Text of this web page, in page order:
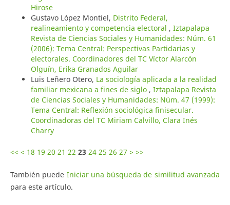
Hirose
Gustavo López Montiel, Distrito Federal,
realineamiento y competencia electoral , Iztapalapa
Revista de Ciencias Sociales y Humanidades: Núm. 61
(2006): Tema Central: Perspectivas Partidarias y
electorales. Coordinadores del TC Víctor Alarcón
Olguín, Erika Granados Aguilar
Luis Leñero Otero, La sociología aplicada a la realidad
familiar mexicana a fines de siglo , Iztapalapa Revista
de Ciencias Sociales y Humanidades: Núm. 47 (1999):
Tema Central: Reflexión sociológica finisecular.
Coordinadoras del TC Miriam Calvillo, Clara Inés
Charry
<< < 18 19 20 21 22 23 24 25 26 27 > >>
También puede Iniciar una búsqueda de similitud avanzada
para este artículo.